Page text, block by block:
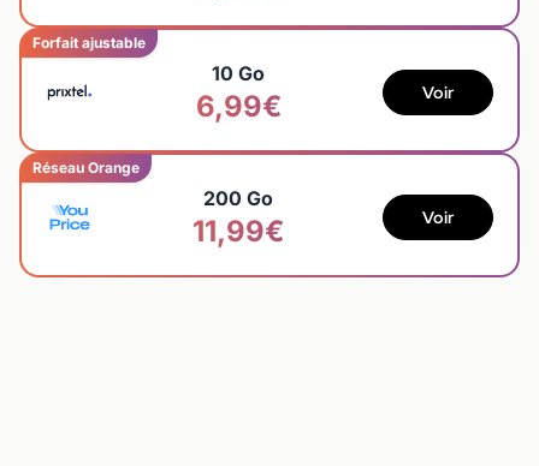
Forfait ajustable
10 Go
6,99€ Voir
Réseau Orange
200 Go
11,99€ Voir